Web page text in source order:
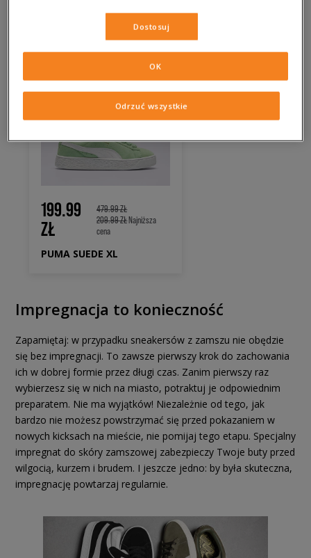
Sprawdź damskie sneakersy Puma Suede
199.99
ZŁ
479.99 ZŁ
209.99 ZŁNajniższa
cena
PUMA SUEDE XL
Impregnacja to konieczność
Zapamiętaj: w przypadku sneakersów z zamszu nie obędzie
się bez impregnacji. To zawsze pierwszy krok do zachowania
ich w dobrej formie przez długi czas. Zanim pierwszy raz
wybierzesz się w nich na miasto, potraktuj je odpowiednim
preparatem. Nie ma wyjątków! Niezależnie od tego, jak
bardzo nie możesz powstrzymać się przed pokazaniem w
nowych kicksach na mieście, nie pomijaj tego etapu. Specjalny
impregnat do skóry zamszowej zabezpieczy Twoje buty przed
wilgocią, kurzem i brudem. I jeszcze jedno: by była skuteczna,
impregnację powtarzaj regularnie.
Dostosuj
Odrzuć wszystkie
OK